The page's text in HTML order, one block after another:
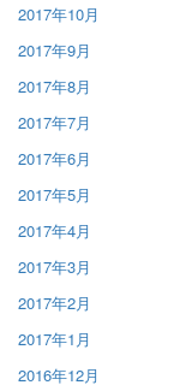
2017年10月
2017年9月
2017年8月
2017年7月
2017年6月
2017年5月
2017年4月
2017年3月
2017年2月
2017年1月
2016年12月